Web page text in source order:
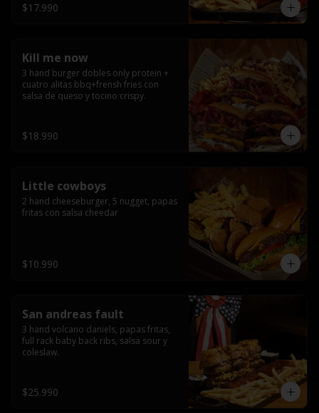
$17.990
Kill me now
3 hand burger dobles only protein +
cuatro alitas bbq+frensh fries con
salsa de queso y tocino crispy.
$18.990
Little cowboys
2 hand cheeseburger, 5 nugget, papas
fritas con salsa cheedar
$10.990
San andreas fault
3 hand volcano daniels, papas fritas,
full rack baby back ribs, salsa sour y
coleslaw.
$25.990